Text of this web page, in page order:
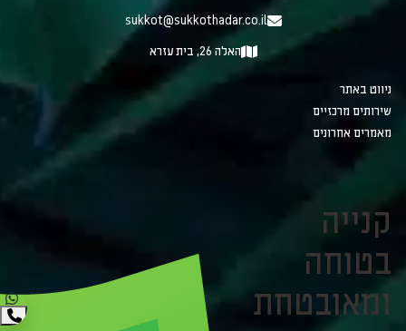
sukkot@sukkothadar.co.il
האלה 26, בית עזרא
ניווט באתר
שירותים מרכזיים
מאמרים אחרונים
קנייה
בטוחה
ומאובטחת